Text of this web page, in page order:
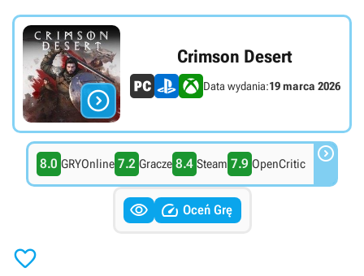

Crimson Desert
Data wydania:19 marca 2026
8.0 GRYOnline 7.2 Gracze 8.4 Steam 7.9 OpenCritic 
  Oceń Grę
